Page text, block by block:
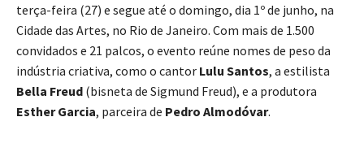
terça-feira (27) e segue até o domingo, dia 1º de junho, na
Cidade das Artes, no Rio de Janeiro. Com mais de 1.500
convidados e 21 palcos, o evento reúne nomes de peso da
indústria criativa, como o cantor Lulu Santos, a estilista
Bella Freud (bisneta de Sigmund Freud), e a produtora
Esther Garcia, parceira de Pedro Almodóvar.